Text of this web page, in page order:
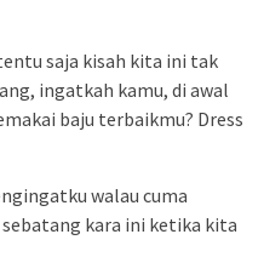
saja kisah kita ini tak
ingatkah kamu, di awal
baju terbaikmu? Dress
walau cuma
kara ini ketika kita